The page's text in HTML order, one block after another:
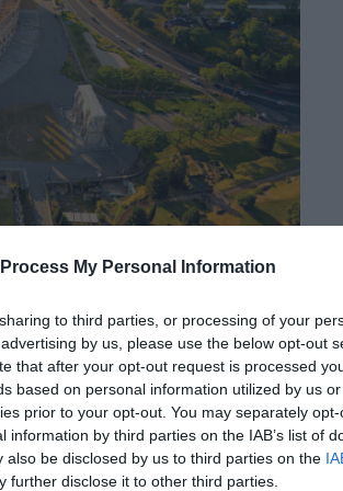
My Personal Information
to third parties, or processing of your
by us, please use the below opt-out
that after your opt-out request is processed
based on personal information utilized by us
prior to your opt-out. You may separately
by third parties on the IAB’s list of
be disclosed by us to third parties on the
further disclose it to other third parties.
C. sous l’empereur Vespasien et
long, 156 m de large et 50 m de
les estimations académiques
et des blocs de marbre, assemblés
pas un décor mais un symbole de
en ruines le Colisée ne vient pas